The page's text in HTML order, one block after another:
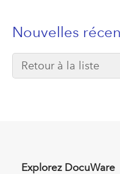
Nouvelles
Retour à la liste
Explorez DocuWare